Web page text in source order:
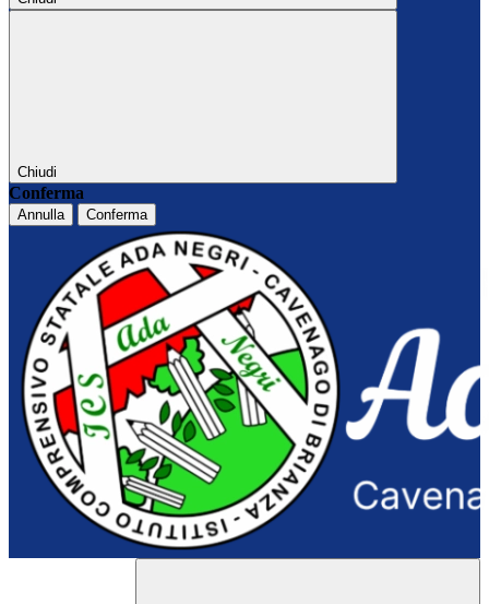
Chiudi
Conferma
Annulla Conferma